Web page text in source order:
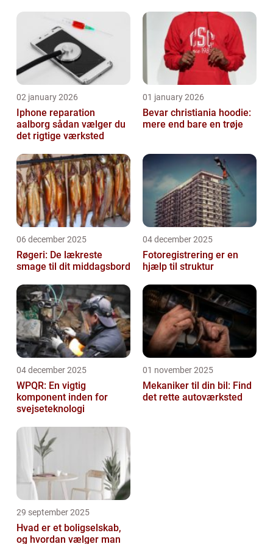
02 january 2026
Iphone reparation
aalborg sådan vælger du
det rigtige værksted
01 january 2026
Bevar christiania hoodie:
mere end bare en trøje
06 december 2025
Røgeri: De lækreste
smage til dit middagsbord
04 december 2025
Fotoregistrering er en
hjælp til struktur
04 december 2025
WPQR: En vigtig
komponent inden for
svejseteknologi
01 november 2025
Mekaniker til din bil: Find
det rette autoværksted
29 september 2025
Hvad er et boligselskab,
og hvordan vælger man